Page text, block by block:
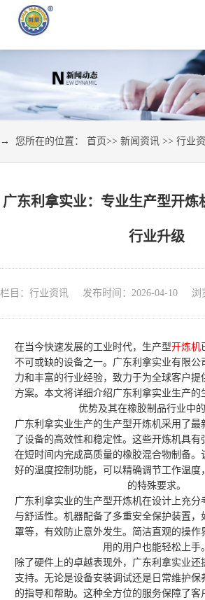
→ 您所在的位置： 首页>> 新闻资讯 >> 行业
广东利拿实业：专业生产型开炼
行业升级
栏目：行业资讯 发布时间：2026-04-10 浏
在当今快速发展的工业时代，生产型开炼机
不可或缺的设备之一。广东利拿实业有限公
力和丰富的行业经验，致力于为全球客户提
方案。本文将详细介绍广东利拿实业生产的
优势及其在橡胶制品行业中的
广东利拿实业生产的生产型开炼机采用了最
了设备的高效性和稳定性。这些开炼机具
在短时间内完成高质量的橡胶混合物制备。
好的温度控制功能，可以精确调节工作温度
的特殊要求。
广东利拿实业的生产型开炼机在设计上充分
与舒适性。机器配备了多重安全保护装置，
罩等，有效防止意外发生。简洁直观的操作
用的用户也能轻松上手。
除了硬件上的卓越表现外，广东利拿实业
支持。无论是设备安装调试还是日常维护保
的指导和帮助。这种全方位的服务保障了客